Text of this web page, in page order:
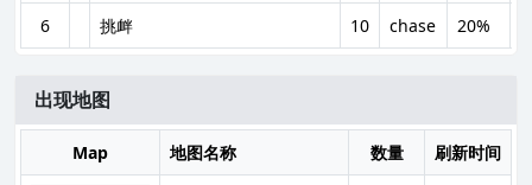
6
挑衅 10 chase 20%
出现地图
Map 地图名称 数量
刷新时间